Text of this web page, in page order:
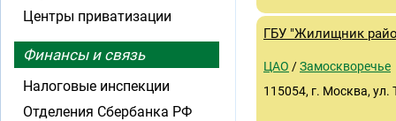
ГБУ "Жилищник
ЦАО /Замоскворечье
115054, г. Москва, ул.
Центры приватизации
Финансы и связь
Налоговые инспекции
Отделения Сбербанка РФ